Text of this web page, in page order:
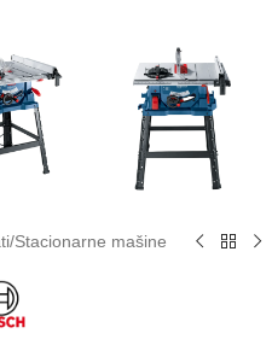
/Stacionarne mašine